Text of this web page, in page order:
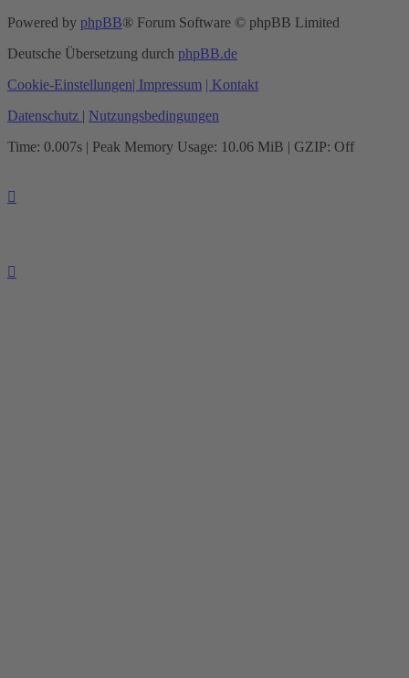
Powered by phpBB® Forum Software © phpBB Limited
Deutsche Übersetzung durch phpBB.de
Cookie-Einstellungen| Impressum | Kontakt
Datenschutz | Nutzungsbedingungen
Time: 0.007s | Peak Memory Usage: 10.06 MiB | GZIP: Off